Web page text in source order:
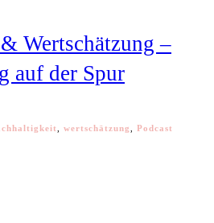
Wertschätzung –
auf der Spur
wertschätzung Podcast